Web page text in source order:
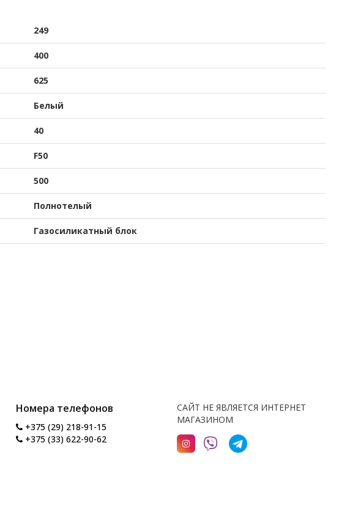
249
400
625
Белый
40
F50
500
Полнотелый
Газосиликатный блок
Номера телефонов
+375 (29) 218-91-15
+375 (33) 622-90-62
САЙТ НЕ ЯВЛЯЕТСЯ ИНТЕРНЕТ
МАГАЗИНОМ